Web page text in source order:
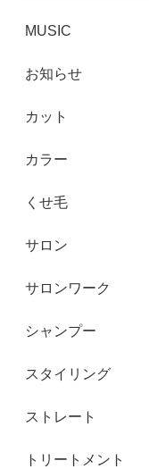
MUSIC
お知らせ
カット
カラー
くせ毛
サロン
サロンワーク
シャンプー
スタイリング
ストレート
トリートメント